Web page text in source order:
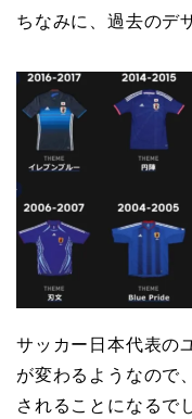
ちなみに、過去のデ
サッカー日本代表の
が変わるようなので
されることになるで